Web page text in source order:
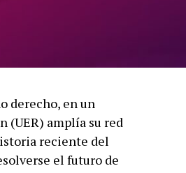
derecho, en un
(UER) amplía su red
reciente del
el futuro de